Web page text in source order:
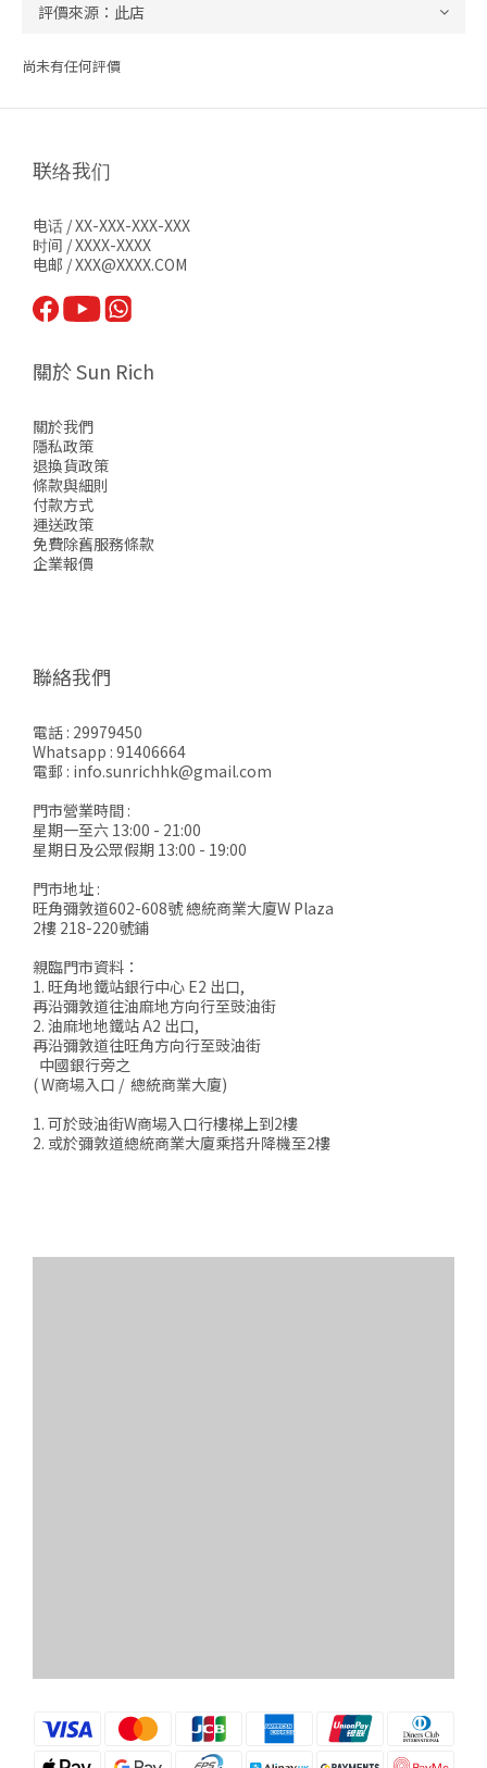
尚未有任何評價
联络我们
电话 / XX-XXX-XXX-XXX
时间 / XXXX-XXXX
电邮 / XXX@XXXX.COM
關於 Sun Rich
關於我們
隱私政策
退換貨政策
條款與細則
付款方式
運送政策
免費除舊服務條款
企業報價
聯絡我們
電話 : 29979450
Whatsapp : 91406664
電郵 : info.sunrichhk@gmail.com
門市營業時間 :
星期一至六 13:00 - 21:00
星期日及公眾假期 13:00 - 19:00
門市地址 :
旺角彌敦道602-608號 總統商業大廈W Plaza
2樓 218-220號鋪
親臨門市資料：
1. 旺角地鐵站銀行中心 E2 出口,
再沿彌敦道往油麻地方向行至豉油街
2. 油麻地地鐵站 A2 出口,
再沿彌敦道往旺角方向行至豉油街
中國銀行旁之
( W商場入口 / 總統商業大廈)
1. 可於豉油街W商場入口行樓梯上到2樓
2. 或於彌敦道總統商業大廈乘搭升降機至2樓